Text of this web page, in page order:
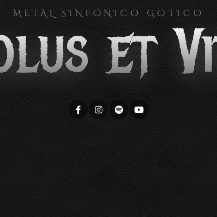
METAL SINFÓNICO GÓTICO
et